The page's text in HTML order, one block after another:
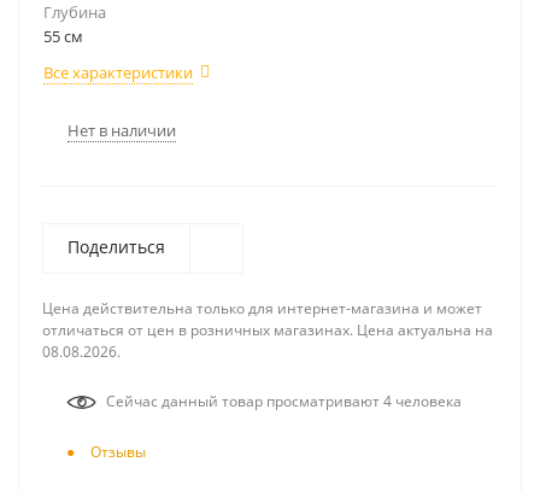
Глубина
55 см
Все характеристики
Нет в наличии
Поделиться
Цена действительна только для интернет-магазина и может
отличаться от цен в розничных магазинах. Цена актуальна на
08.08.2026.
Сейчас данный товар просматривают 4 человека
Отзывы